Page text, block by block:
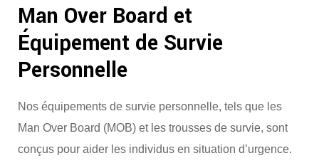
Man Over Board et
Équipement de Survie
Personnelle
Nos équipements de survie personnelle, tels que les
Man Over Board (MOB) et les trousses de survie, sont
conçus pour aider les individus en situation d’urgence.